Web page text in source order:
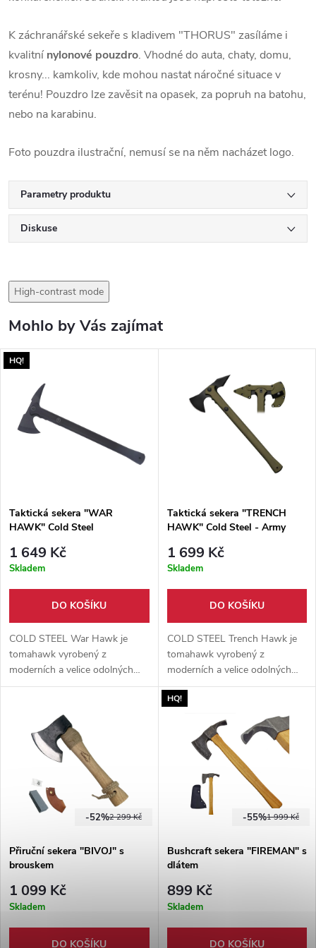
K záchranářské sekeře s kladivem "THORUS" zasíláme i
kvalitní nylonové pouzdro. Vhodné do auta, chaty, domu,
krosny... kamkoliv, kde mohou nastat náročné situace v
terénu! Pouzdro lze zavěsit na opasek, za popruh na batohu,
nebo na karabinu.
Foto pouzdra ilustrační, nemusí se na něm nacházet logo.
Parametry produktu
Diskuse
High-contrast mode
Mohlo by Vás zajímat
HQ!
Taktická sekera "WAR
HAWK" Cold Steel
1 649 Kč
Skladem
DO KOŠÍKU
COLD STEEL War Hawk je
tomahawk vyrobený z
moderních a velice odolných
materiálů. Vzhledem k jeho
bojovou a vrhací sekeru.
Taktická sekera "TRENCH
HAWK" Cold Steel - Army
1 699 Kč
Skladem
DO KOŠÍKU
COLD STEEL Trench Hawk je
tomahawk vyrobený z
moderních a velice odolných
materiálů. Vzhledem k jeho
konstrukci je považován za
bojovou a vrhací sekeru.
2 299 Kč
-52%
Přiruční sekera "BIVOJ" s
brouskem
1 099 Kč
Skladem
DO KOŠÍKU
HQ!
1 999 Kč
-55%
Bushcraft sekera "FIREMAN" s
dlátem
899 Kč
Skladem
DO KOŠÍKU